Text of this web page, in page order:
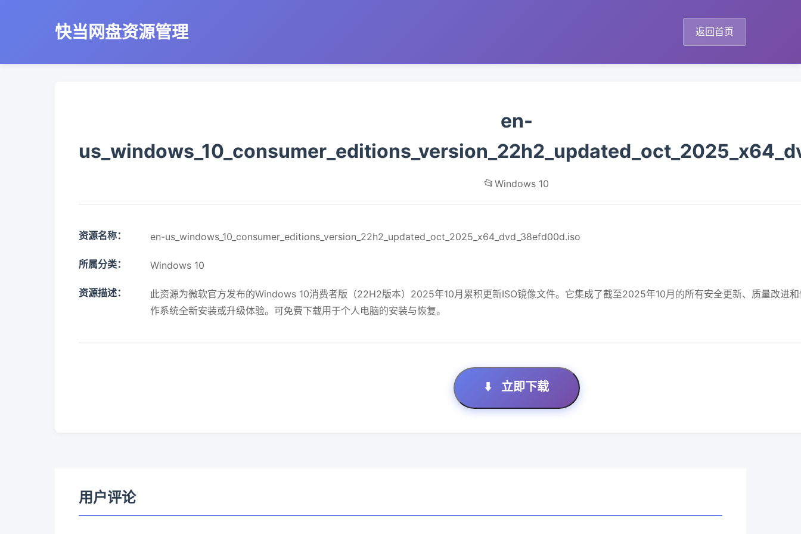
快当网盘资源管理 返回首页
en-
📂 Windows 10
资源名称： en-us_windows_10_consumer_editions_version_22h2_updated_oct_2025_x64_dvd_38efd00d.iso
所属分类： Windows 10
资源描述：
此资源为微软官方发布的Windows 10消费者版（22H2版本）2025年10月累积更新ISO镜像文件。它集成了截至2025年10月的所有安全更新、质量改进
作系统全新安装或升级体验。可免费下载用于个人电脑的安装与恢复。
⬇️ 立即下载
用户评论